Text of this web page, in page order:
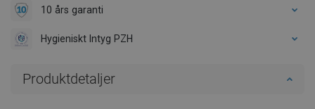
10 års garanti
Hygieniskt Intyg PZH
Produktdetaljer